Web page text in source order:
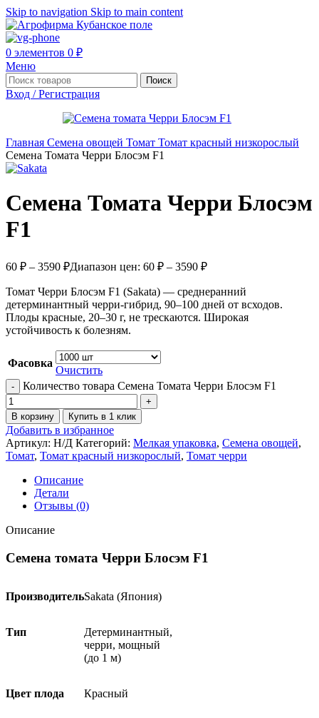
Skip to navigation Skip to main content
0 элементов 0 ₽
Меню
Поиск
Вход / Регистрация
Главная Семена овощей Томат Томат красный низкорослый
Семена Томата Черри Блосэм F1
Семена Томата Черри Блосэм
F1
60 ₽ – 3590 ₽Диапазон цен: 60 ₽ – 3590 ₽
Томат Черри Блосэм F1 (Sakata) — среднеранний
детерминантный черри-гибрид, 90–100 дней от всходов.
Плоды красные, 20–30 г, не трескаются. Широкая
устойчивость к болезням.
Фасовка
Очистить
Количество товара Семена Томата Черри Блосэм F1
В корзину Купить в 1 клик
Добавить в избранное
Артикул: Н/Д Категорий: Мелкая упаковка, Семена овощей,
Томат, Томат красный низкорослый, Томат черри
Описание
Детали
Отзывы (0)
Описание
Семена томата Черри Блосэм F1
ПроизводительSakata (Япония)
Тип
Детерминантный,
черри, мощный
(до 1 м)
Цвет плода Красный